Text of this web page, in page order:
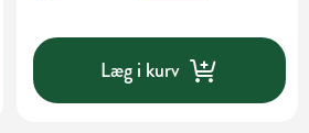
Læg i kurv